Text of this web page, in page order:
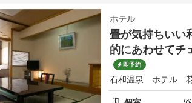
ホテル
畳が気持ちいい
的にあわせてチ
即予約
石和温泉 ホテル